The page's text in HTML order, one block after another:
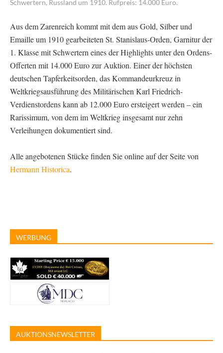
Schwertern, Russland um 1910. Rufpreis: 14.000 Euro.
Aus dem Zarenreich kommt mit dem aus Gold, Silber und
Emaille um 1910 gearbeiteten St. Stanislaus-Orden, Garnitur der
1. Klasse mit Schwertern eines der Highlights unter den Ordens-
Offerten mit 14.000 Euro zur Auktion. Einer der höchsten
deutschen Tapferkeitsorden, das Kommandeurkreuz in
Weltkriegsausführung des Militärischen Karl Friedrich-
Verdienstordens kann ab 12.000 Euro ersteigert werden – ein
Rarissimum, von dem im Weltkrieg insgesamt nur zehn
Verleihungen dokumentiert sind.
Alle angebotenen Stücke finden Sie online auf der Seite von
Hermann Historica.
WERBUNG
AUKTIONSNEWSLETTER